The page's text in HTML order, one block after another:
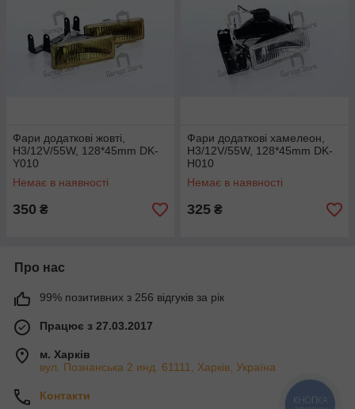
Фари додаткові жовті,
H3/12V/55W, 128*45mm DK-
Y010
Немає в наявності
350 ₴
Фари додаткові хамелеон,
H3/12V/55W, 128*45mm DK-
H010
Немає в наявності
325 ₴
Про нас
99% позитивних з 256 відгуків за рік
Працює з 27.03.2017
м. Харків
вул. Познанська 2 инд. 61111, Харків, Україна
Контакти